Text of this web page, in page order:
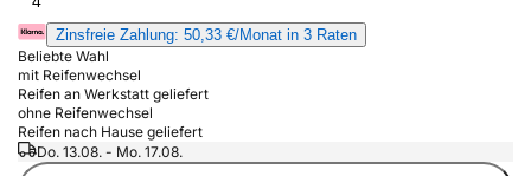
Zinsfreie Zahlung: 50,33 €/Monat in 3 Raten
Beliebte Wahl
mit Reifenwechsel
Reifen an Werkstatt geliefert
ohne Reifenwechsel
Reifen nach Hause geliefert
Do. 13.08. - Mo. 17.08.